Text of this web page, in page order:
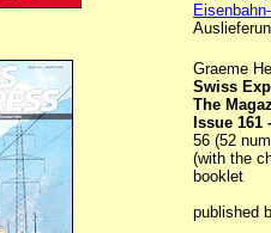
Graeme
Swiss
The
Issue 161
56 (52
(with the
booklet
published